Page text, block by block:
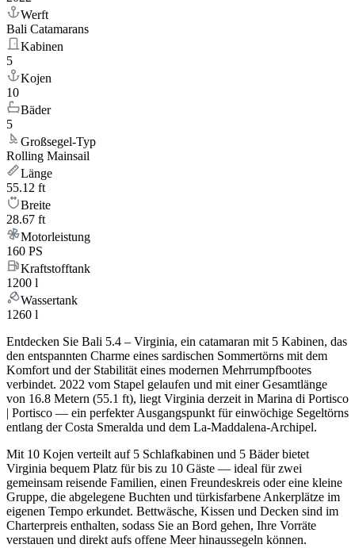
Werft
Bali Catamarans
Kabinen
5
Kojen
10
Bäder
5
Großsegel-Typ
Rolling Mainsail
Länge
55.12 ft
Breite
28.67 ft
Motorleistung
160 PS
Kraftstofftank
1200 l
Wassertank
1260 l
Entdecken Sie Bali 5.4 – Virginia, ein catamaran mit 5 Kabinen, das
den entspannten Charme eines sardischen Sommertörns mit dem
Komfort und der Stabilität eines modernen Mehrrumpfbootes
verbindet. 2022 vom Stapel gelaufen und mit einer Gesamtlänge
von 16.8 Metern (55.1 ft), liegt Virginia derzeit in Marina di Portisco
| Portisco — ein perfekter Ausgangspunkt für einwöchige Segeltörns
entlang der Costa Smeralda und dem La-Maddalena-Archipel.
Mit 10 Kojen verteilt auf 5 Schlafkabinen und 5 Bäder bietet
Virginia bequem Platz für bis zu 10 Gäste — ideal für zwei
gemeinsam reisende Familien, einen Freundeskreis oder eine kleine
Gruppe, die abgelegene Buchten und türkisfarbene Ankerplätze im
eigenen Tempo erkundet. Bettwäsche, Kissen und Decken sind im
Charterpreis enthalten, sodass Sie an Bord gehen, Ihre Vorräte
verstauen und direkt aufs offene Meer hinaussegeln können.